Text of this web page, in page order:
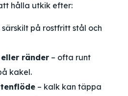
hålla utkik efter:
särskilt på rostfritt stål och
ränder – ofta runt
kakel.
– kalk kan täppa